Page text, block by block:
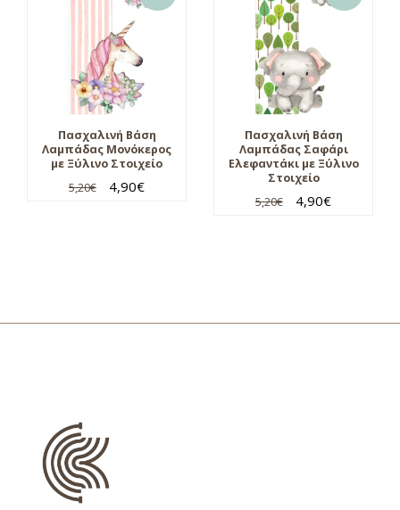
Πασχαλινή Βάση
Λαμπάδας Μονόκερος
με Ξύλινο Στοιχείο
5,20€ 4,90€
Πασχαλινή Βάση
Λαμπάδας Σαφάρι
Ελεφαντάκι με Ξύλινο
Στοιχείο
5,20€ 4,90€